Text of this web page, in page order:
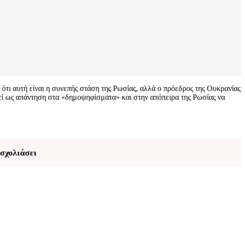
αυτή είναι η συνεπής στάση της Ρωσίας, αλλά ο πρόεδρος της Ουκρανίας
ως απάντηση στα «δημοψηφίσματα» και στην απόπειρα της Ρωσίας να